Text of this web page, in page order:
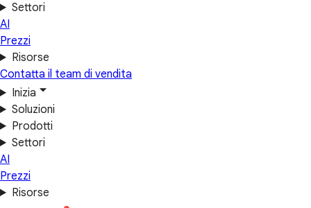
Settori
AI
Prezzi
Risorse
Contatta il team di vendita
Inizia
Soluzioni
Prodotti
Settori
AI
Prezzi
Risorse